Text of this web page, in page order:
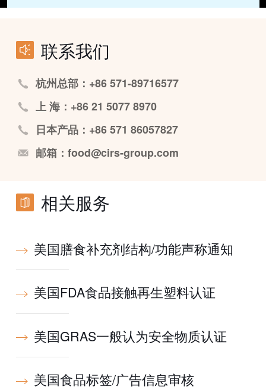
联系我们
杭州总部：+86 571-89716577
上 海：+86 21 5077 8970
日本产品：+86 571 86057827
邮箱：food@cirs-group.com
相关服务
美国膳食补充剂结构/功能声称通知
美国FDA食品接触再生塑料认证
美国GRAS一般认为安全物质认证
美国食品标签/广告信息审核